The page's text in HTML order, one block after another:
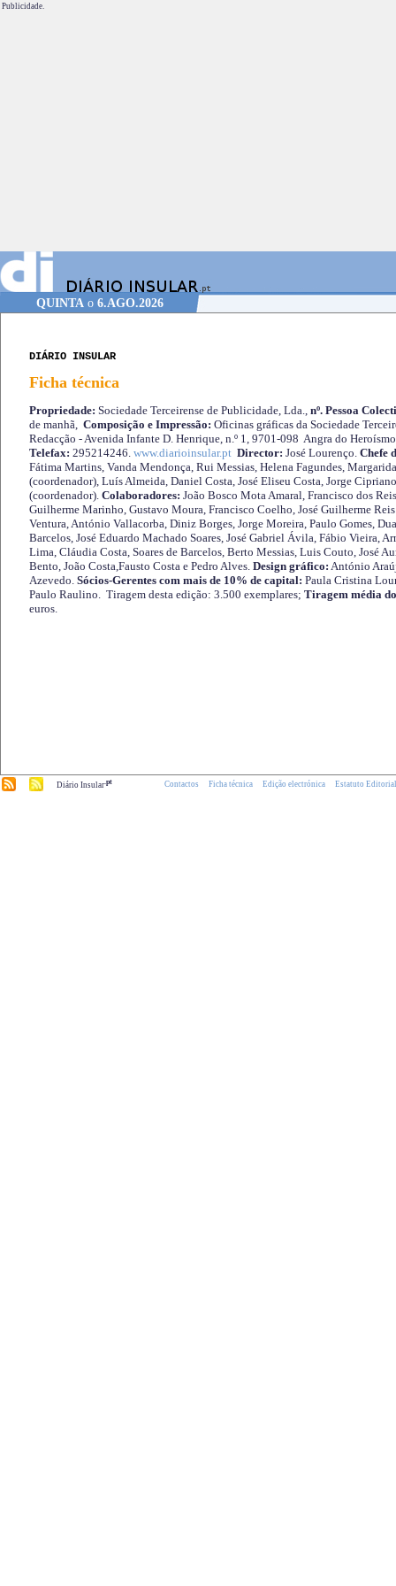
Publicidade.
QUINTAo 6.AGO.2026
DIÁRIO INSULAR
Ficha técnica
Propriedade: Sociedade Terceirense de Publicidade, Lda., nº. Pessoa
de manhã, Composição e Impressão: Oficinas gráficas da Sociedade
Redacção - Avenida Infante D. Henrique, n.º 1, 9701-098 Angra do
Telefax: 295214246. www.diarioinsular.pt Director: José Lourenço. Chefe
Fátima Martins, Vanda Mendonça, Rui Messias, Helena Fagundes,
(coordenador), Luís Almeida, Daniel Costa, José Eliseu Costa, Jorge
(coordenador). Colaboradores: João Bosco Mota Amaral, Francisco dos
Guilherme Marinho, Gustavo Moura, Francisco Coelho, José Guilherme
Ventura, António Vallacorba, Diniz Borges, Jorge Moreira, Paulo Gomes,
Barcelos, José Eduardo Machado Soares, José Gabriel Ávila, Fábio Vieira,
Lima, Cláudia Costa, Soares de Barcelos, Berto Messias, Luis Couto, José
Bento, João Costa,Fausto Costa e Pedro Alves. Design gráfico: António
Azevedo. Sócios-Gerentes com mais de 10% de capital: Paula Cristina
Paulo Raulino. Tiragem desta edição: 3.500 exemplares; Tiragem média
euros.
Diário Insular.pt Contactos Ficha técnica Edição electrónica Estatuto Editorial